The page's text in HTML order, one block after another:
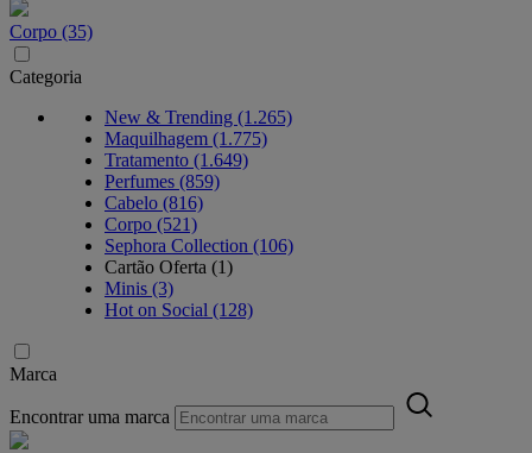
Corpo (35)
Categoria
New & Trending (1.265)
Maquilhagem (1.775)
Tratamento (1.649)
Perfumes (859)
Cabelo (816)
Corpo (521)
Sephora Collection (106)
Cartão Oferta (1)
Minis (3)
Hot on Social (128)
Marca
Encontrar uma marca